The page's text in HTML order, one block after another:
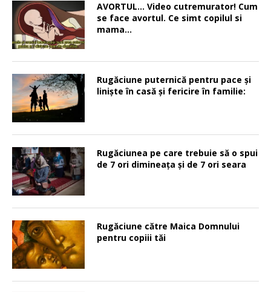
AVORTUL… Video cutremurator! Cum
se face avortul. Ce simt copilul si
mama…
Rugăciune puternică pentru pace şi
linişte în casă şi fericire în familie:
Rugăciunea pe care trebuie să o spui
de 7 ori dimineața și de 7 ori seara
Rugăciune către Maica Domnului
pentru copiii tăi